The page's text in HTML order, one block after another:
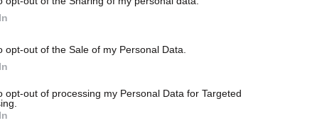
opt-out of the Sale of my Personal Data.
opt-out of processing my Personal Data for Targeted
πληθυσμό του ερυθρού τόνου στον Ανατολικό
εφημερίδας Daily Mail, το 2009 η
τελευταία 40 χρόνια τα αποθέματα είχαν
στον Ανατολικό Ατλαντικό και 82% στα